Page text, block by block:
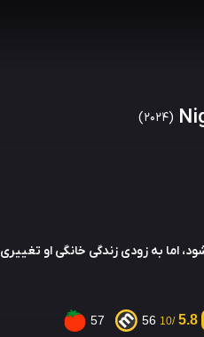
(2024)
اما به زودی زندگی خانگی او تغییری
5.8
/10
56
57